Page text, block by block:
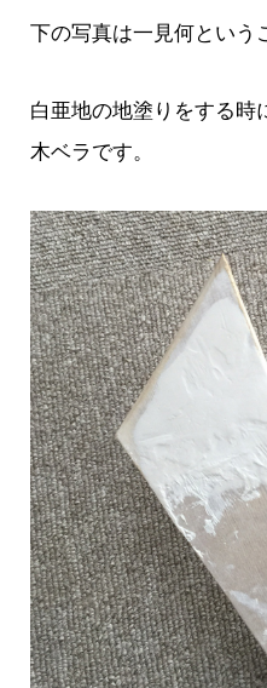
下の写真は一見何という
白亜地の地塗りをする時
木ベラです。